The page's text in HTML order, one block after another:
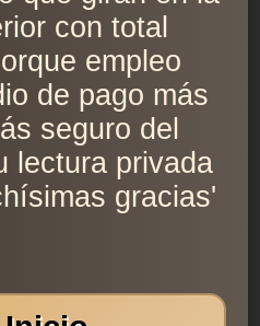
con total
empleo
de pago más
seguro del
lectura privada
gracias'